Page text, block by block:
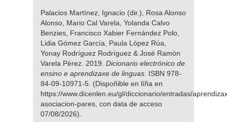
Palacios Martínez, Ignacio (dir.), Rosa Alonso
Alonso, Mario Cal Varela, Yolanda Calvo
Benzies, Francisco Xabier Fernández Polo,
Lidia Gómez García, Paula López Rúa,
Yonay Rodríguez Rodríguez & José Ramón
Varela Pérez. 2019. Dicionario electrónico de
ensino e aprendizaxe de linguas . ISBN 978-
84-09-10971-5. (Dispoñible en líña en
https://www.dicenlen.eu/gl/diccionario/entradas/
asociacion-pares, con data de acceso
07/08/2026).